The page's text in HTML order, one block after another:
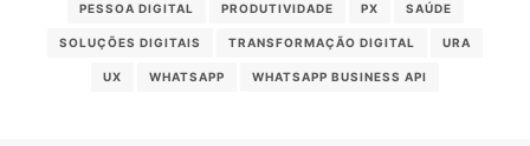
PESSOA DIGITAL PRODUTIVIDADE PX SAÚDE
SOLUÇÕES DIGITAIS TRANSFORMAÇÃO DIGITAL URA
UX WHATSAPP WHATSAPP BUSINESS API